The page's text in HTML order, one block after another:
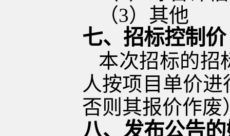
（3）其他
七、 招标控制价
本次招标的招
人按项目单价
否则其报价作废
八、发布公告